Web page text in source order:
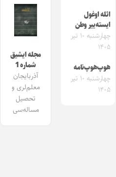
ائله اوغول
ایسته‌ییر وطن
چهارشنبه ۱۰ تیر
۱۴۰۵
هوپ‌هوپ‌نامه
چهارشنبه ۱۰ تیر
۱۴۰۵
مجله ایشیق
شماره 1
آذربایجان
معلم‌لری و
تحصیل
مساله‌سی